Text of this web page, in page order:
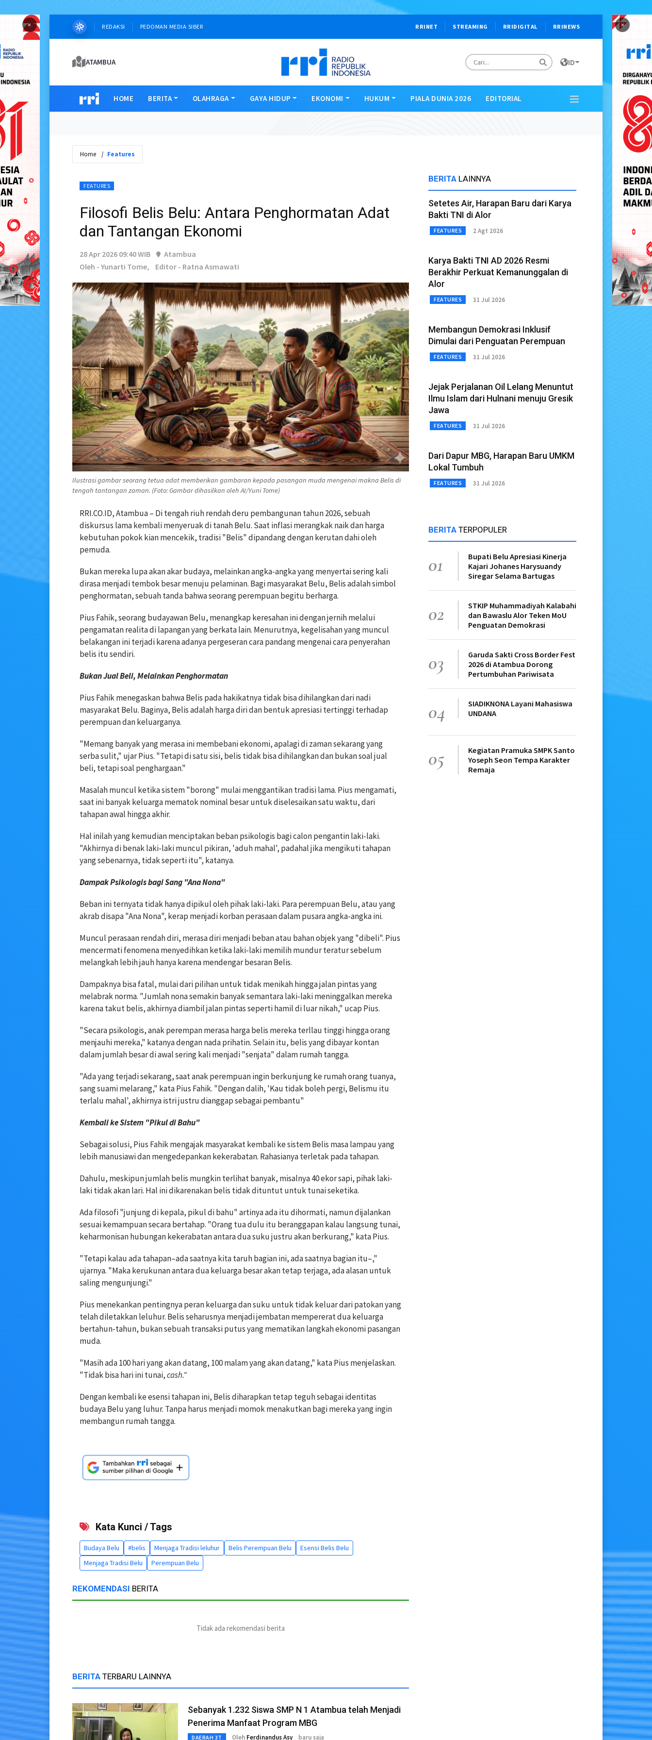
× ×
REDAKSI PEDOMAN MEDIA SIBER RRINET STREAMING RRIDIGITAL RRINEWS
ATAMBUA ID
HOME BERITA OLAHRAGA GAYA HIDUP EKONOMI HUKUM PIALA DUNIA 2026 EDITORIAL
Home Features
FEATURES
Filosofi Belis Belu: Antara Penghormatan Adat
dan Tantangan Ekonomi
28 Apr 2026 09:40 WIB
Atambua
Oleh - Yunarti Tome,
Editor - Ratna Asmawati
Ilustrasi gambar seorang tetua adat memberikan gambaran kepada pasangan muda mengenai makna Belis di
tengah tantangan zaman. (Foto: Gambar dihasilkan oleh AI/Yuni Tome)
RRI.CO.ID, Atambua – Di tengah riuh rendah deru pembangunan tahun 2026, sebuah
diskursus lama kembali menyeruak di tanah Belu. Saat inflasi merangkak naik dan harga
kebutuhan pokok kian mencekik, tradisi "Belis" dipandang dengan kerutan dahi oleh
pemuda.
Bukan mereka lupa akan akar budaya, melainkan angka-angka yang menyertai sering kali
dirasa menjadi tembok besar menuju pelaminan. Bagi masyarakat Belu, Belis adalah simbol
penghormatan, sebuah tanda bahwa seorang perempuan begitu berharga.
Pius Fahik, seorang budayawan Belu, menangkap keresahan ini dengan jernih melalui
pengamatan realita di lapangan yang berkata lain. Menurutnya, kegelisahan yang muncul
belakangan ini terjadi karena adanya pergeseran cara pandang mengenai cara penyerahan
belis itu sendiri.
Bukan Jual Beli, Melainkan Penghormatan
Pius Fahik menegaskan bahwa Belis pada hakikatnya tidak bisa dihilangkan dari nadi
masyarakat Belu. Baginya, Belis adalah harga diri dan bentuk apresiasi tertinggi terhadap
perempuan dan keluarganya.
"Memang banyak yang merasa ini membebani ekonomi, apalagi di zaman sekarang yang
serba sulit," ujar Pius. "Tetapi di satu sisi, belis tidak bisa dihilangkan dan bukan soal jual
beli, tetapi soal penghargaan."
Masalah muncul ketika sistem "borong" mulai menggantikan tradisi lama. Pius mengamati,
saat ini banyak keluarga mematok nominal besar untuk diselesaikan satu waktu, dari
tahapan awal hingga akhir.
Hal inilah yang kemudian menciptakan beban psikologis bagi calon pengantin laki-laki.
"Akhirnya di benak laki-laki muncul pikiran, 'aduh mahal', padahal jika mengikuti tahapan
yang sebenarnya, tidak seperti itu", katanya.
Dampak Psikologis bagi Sang "Ana Nona"
Beban ini ternyata tidak hanya dipikul oleh pihak laki-laki. Para perempuan Belu, atau yang
akrab disapa "Ana Nona", kerap menjadi korban perasaan dalam pusara angka-angka ini.
Muncul perasaan rendah diri, merasa diri menjadi beban atau bahan objek yang "dibeli". Pius
mencermati fenomena menyedihkan ketika laki-laki memilih mundur teratur sebelum
melangkah lebih jauh hanya karena mendengar besaran Belis.
Dampaknya bisa fatal, mulai dari pilihan untuk tidak menikah hingga jalan pintas yang
melabrak norma. "Jumlah nona semakin banyak semantara laki-laki meninggalkan mereka
karena takut belis, akhirnya diambil jalan pintas seperti hamil di luar nikah," ucap Pius.
"Secara psikologis, anak perempan merasa harga belis mereka terllau tinggi hingga orang
menjauhi mereka," katanya dengan nada prihatin. Selain itu, belis yang dibayar kontan
dalam jumlah besar di awal sering kali menjadi "senjata" dalam rumah tangga.
"Ada yang terjadi sekarang, saat anak perempuan ingin berkunjung ke rumah orang tuanya,
sang suami melarang," kata Pius Fahik. "Dengan dalih, 'Kau tidak boleh pergi, Belismu itu
terlalu mahal', akhirnya istri justru dianggap sebagai pembantu"
Kembali ke Sistem "Pikul di Bahu"
Sebagai solusi, Pius Fahik mengajak masyarakat kembali ke sistem Belis masa lampau yang
lebih manusiawi dan mengedepankan kekerabatan. Rahasianya terletak pada tahapan.
Dahulu, meskipun jumlah belis mungkin terlihat banyak, misalnya 40 ekor sapi, pihak laki-
laki tidak akan lari. Hal ini dikarenakan belis tidak dituntut untuk tunai seketika.
Ada filosofi "junjung di kepala, pikul di bahu" artinya ada itu dihormati, namun dijalankan
sesuai kemampuan secara bertahap. "Orang tua dulu itu beranggapan kalau langsung tunai,
keharmonisan hubungan kekerabatan antara dua suku justru akan berkurang," kata Pius.
"Tetapi kalau ada tahapan–ada saatnya kita taruh bagian ini, ada saatnya bagian itu–,"
ujarnya. "Maka kerukunan antara dua keluarga besar akan tetap terjaga, ada alasan untuk
saling mengunjungi."
Pius menekankan pentingnya peran keluarga dan suku untuk tidak keluar dari patokan yang
telah diletakkan leluhur. Belis seharusnya menjadi jembatan mempererat dua keluarga
bertahun-tahun, bukan sebuah transaksi putus yang mematikan langkah ekonomi pasangan
muda.
"Masih ada 100 hari yang akan datang, 100 malam yang akan datang," kata Pius menjelaskan.
"Tidak bisa hari ini tunai,cash."
Dengan kembali ke esensi tahapan ini, Belis diharapkan tetap teguh sebagai identitas
budaya Belu yang luhur. Tanpa harus menjadi momok menakutkan bagi mereka yang ingin
membangun rumah tangga.
Kata Kunci / Tags
Budaya Belu #belis Menjaga Tradisi leluhur Belis Perempuan Belu
Esensi Belis Belu
Menjaga Tradisi Belu
Perempuan Belu
REKOMENDASI BERITA
Tidak ada rekomendasi berita
BERITA TERBARU LAINNYA
Sebanyak 1.232 Siswa SMP N 1 Atambua telah Menjadi
Penerima Manfaat Program MBG
DAERAH 3T Oleh Ferdinandus Asy baru saja
BERITA LAINNYA
Setetes Air, Harapan Baru dari Karya
Bakti TNI di Alor
FEATURES 2 Agt 2026
Karya Bakti TNI AD 2026 Resmi
Berakhir Perkuat Kemanunggalan di
Alor
FEATURES 31 Jul 2026
Membangun Demokrasi Inklusif
Dimulai dari Penguatan Perempuan
FEATURES 31 Jul 2026
Jejak Perjalanan Oil Lelang Menuntut
Ilmu Islam dari Hulnani menuju Gresik
Jawa
FEATURES 31 Jul 2026
Dari Dapur MBG, Harapan Baru UMKM
Lokal Tumbuh
FEATURES 31 Jul 2026
BERITA TERPOPULER
01
Bupati Belu Apresiasi Kinerja
Kajari Johanes Harysuandy
Siregar Selama Bartugas
02
STKIP Muhammadiyah Kalabahi
dan Bawaslu Alor Teken MoU
Penguatan Demokrasi
03
Garuda Sakti Cross Border Fest
2026 di Atambua Dorong
Pertumbuhan Pariwisata
04
SIADIKNONA Layani Mahasiswa
UNDANA
05
Kegiatan Pramuka SMPK Santo
Yoseph Seon Tempa Karakter
Remaja